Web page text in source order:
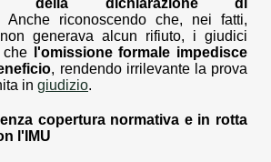
della dichiarazione di
Anche riconoscendo che, nei fatti,
generava alcun rifiuto, i giudici
che
l'omissione formale impedisce
, rendendo irrilevante la prova
in giudizio.
copertura normativa e in rotta
l'IMU